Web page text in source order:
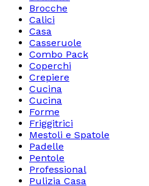
Brocche
Calici
Casa
Casseruole
Combo Pack
Coperchi
Crepiere
Cucina
Cucina
Forme
Friggitrici
Mestoli e Spatole
Padelle
Pentole
Professional
Pulizia Casa